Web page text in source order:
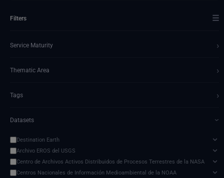
Filters ☰
Service Maturity ›
Thematic Area ›
Tags ›
Datasets ›
Destination Earth
Archivo EROS del USGS
Centro de Archivos Activos Distribuidos de Procesos Terrestres de la NASA
Centros Nacionales de Información Medioambiental de la NOAA